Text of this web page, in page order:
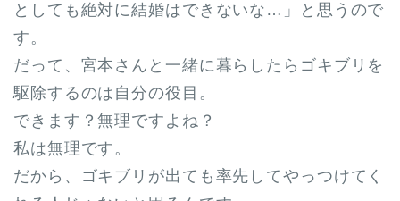
としても絶対に結婚はできないな…」と思うので
す。
だって、宮本さんと一緒に暮らしたらゴキブリを
駆除するのは自分の役目。
できます？無理ですよね？
私は無理です。
だから、ゴキブリが出ても率先してやっつけてく